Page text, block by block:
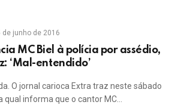
de junho de 2016
MC Biel à polícia por assédio,
‘Mal-entendido’
O jornal carioca Extra traz neste sábado
informa que o cantor MC…